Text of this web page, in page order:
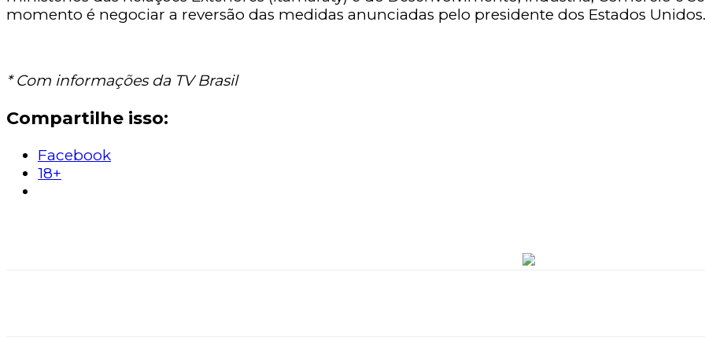
momento é negociar a reversão das medidas anunciadas pelo presidente dos Estados Unidos.
* Com informações da TV Brasil
Compartilhe isso:
Facebook
18+